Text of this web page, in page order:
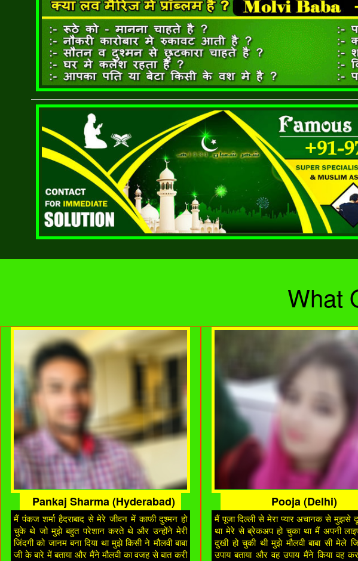
What
Pankaj Sharma (Hyderabad)
मैं पंकज शर्मा हैदराबाद से मेरे जीवन में काफी दुश्मन हो
चुके थे जो मुझे बहुत परेशान करते थे और उन्होंने मेरी
जिंदगी को जानम बना दिया था मुझे किसी ने मौलवी बाबा
जी के बारे में बताया और मैंने मौलवी का वजह से बात करी
Pooja (Delhi)
मैं पूजा दिल्ली से मेरा प्यार अचानक से मुझसे
था मेरे से ब्रेकअप हो चुका था मैं अपनी
दुखी हो चुकी थी मुझे मौलवी बाबा सी मेले
उपाय बताया और वह उपाय मैंने किया वह